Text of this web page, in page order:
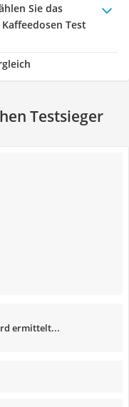
Sie das
Test
Testsieger
ermittelt...